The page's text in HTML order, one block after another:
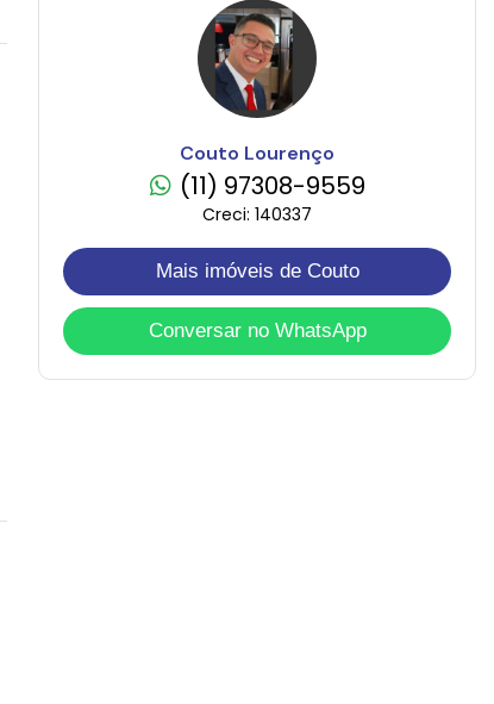
Couto Lourenço
(11) 97308-9559
Creci: 140337
Mais imóveis de Couto
Conversar no WhatsApp